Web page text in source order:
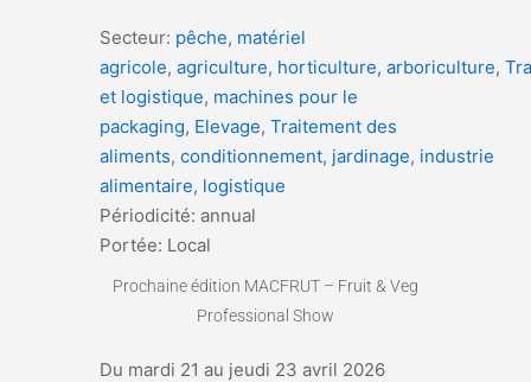
Secteur: pêche, matériel
agricole, agriculture, horticulture, arboriculture,
et logistique, machines pour le
packaging, Elevage, Traitement des
aliments, conditionnement, jardinage, industrie
alimentaire, logistique
Périodicité: annual
Portée: Local
Prochaine édition MACFRUT – Fruit & Veg
Professional Show
Du mardi 21 au jeudi 23 avril 2026